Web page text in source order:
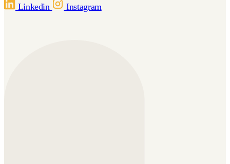
Linkedin Instagram